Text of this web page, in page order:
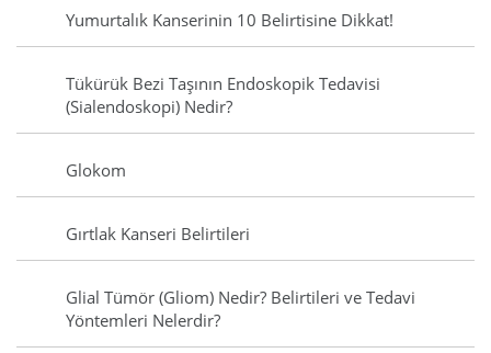
Yumurtalık Kanserinin 10 Belirtisine Dikkat!
Tükürük Bezi Taşının Endoskopik Tedavisi
(Sialendoskopi) Nedir?
Glokom
Gırtlak Kanseri Belirtileri
Glial Tümör (Gliom) Nedir? Belirtileri ve Tedavi
Yöntemleri Nelerdir?